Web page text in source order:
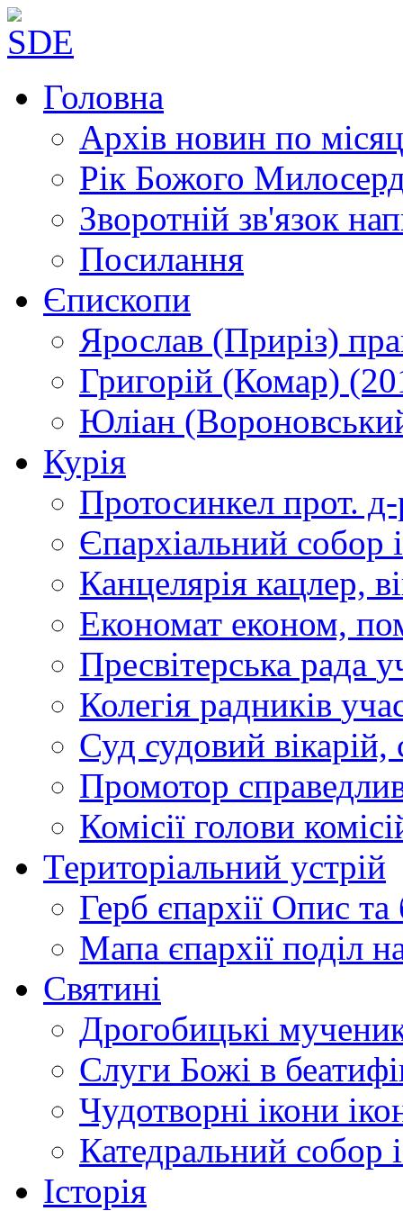
Головна
Архів новин по
Рік Божого
Зворотній зв'язок
Посилання
Єпископи
Ярослав (Приріз)
Григорій (Комар)
Юліан
Курія
Протосинкел прот.
Єпархіальний собор
Канцелярія кацлер,
Економат економ,
Пресвітерська рада
Колегія радників
Суд судовий вікарій,
Промотор
Комісії голови
Територіальний устрій
Герб єпархії Опис та
Мапа єпархії поділ
Святині
Дрогобицькі
Слуги Божі в
Чудотворні ікони
Катедральний собор
Історія